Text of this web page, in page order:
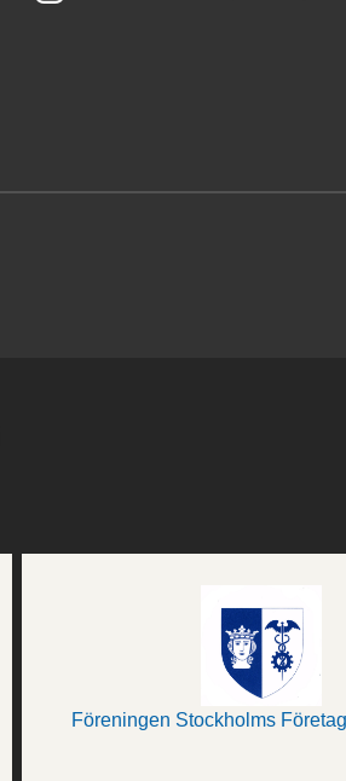
Föreningen Stockholms